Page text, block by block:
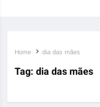
Home dia das mães
Tag: dia das mães